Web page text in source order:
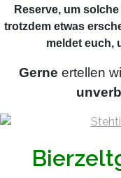
Reserve, um
trotzdem etwas
meldet euch,
Gerne ertellen